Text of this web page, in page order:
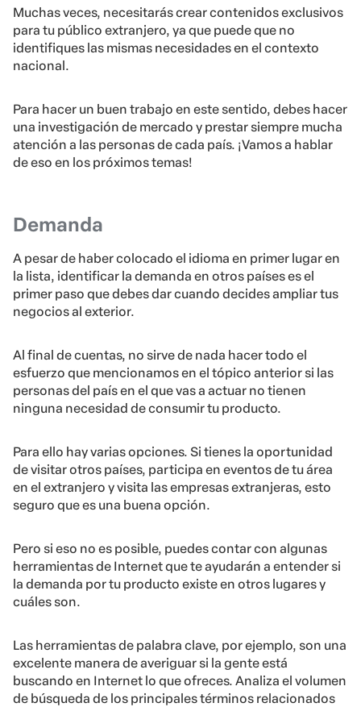
Muchas veces, necesitarás crear contenidos exclusivos
para tu público extranjero, ya que puede que no
identifiques las mismas necesidades en el contexto
nacional.
Para hacer un buen trabajo en este sentido, debes hacer
una investigación de mercado y prestar siempre mucha
atención a las personas de cada país. ¡Vamos a hablar
de eso en los próximos temas!
Demanda
A pesar de haber colocado el idioma en primer lugar en
la lista, identificar la demanda en otros países es el
primer paso que debes dar cuando decides ampliar tus
negocios al exterior.
Al final de cuentas, no sirve de nada hacer todo el
esfuerzo que mencionamos en el tópico anterior si las
personas del país en el que vas a actuar no tienen
ninguna necesidad de consumir tu producto.
Para ello hay varias opciones. Si tienes la oportunidad
de visitar otros países, participa en eventos de tu área
en el extranjero y visita las empresas extranjeras, esto
seguro que es una buena opción.
Pero si eso no es posible, puedes contar con algunas
herramientas de Internet que te ayudarán a entender si
la demanda por tu producto existe en otros lugares y
cuáles son.
Las herramientas de palabra clave, por ejemplo, son una
excelente manera de averiguar si la gente está
buscando en Internet lo que ofreces. Analiza el volumen
de búsqueda de los principales términos relacionados